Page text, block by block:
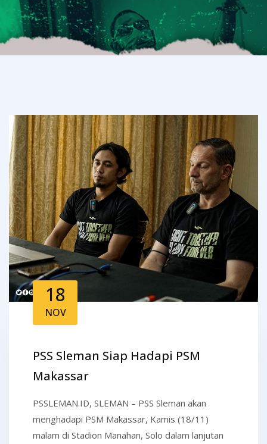
18
NOV
PSS Sleman Siap Hadapi PSM
Makassar
PSSLEMAN.ID, SLEMAN – PSS Sleman akan
menghadapi PSM Makassar, Kamis (18/11)
malam di Stadion Manahan, Solo dalam lanjutan